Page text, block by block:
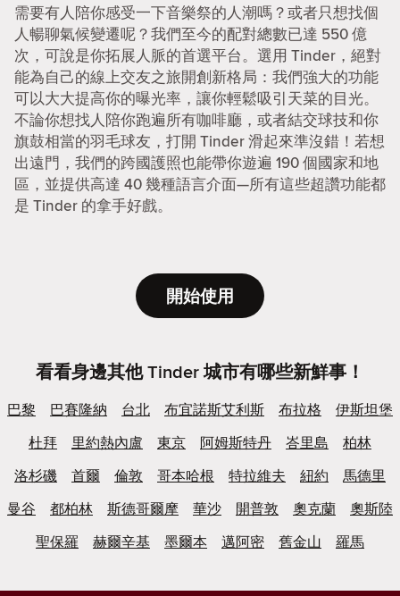
需要有人陪你感受一下音樂祭的人潮嗎？或者只想找個
人暢聊氣候變遷呢？我們至今的配對總數已達 550 億
次，可說是你拓展人脈的首選平台。選用 Tinder，絕對
能為自己的線上交友之旅開創新格局：我們強大的功能
可以大大提高你的曝光率，讓你輕鬆吸引天菜的目光。
不論你想找人陪你跑遍所有咖啡廳，或者結交球技和你
旗鼓相當的羽毛球友，打開 Tinder 滑起來準沒錯！若想
出遠門，我們的跨國護照也能帶你遊遍 190 個國家和地
區，並提供高達 40 幾種語言介面—所有這些超讚功能都
是 Tinder 的拿手好戲。
開始使用
看看身邊其他 Tinder 城市有哪些新鮮事！
巴黎 巴賽隆納 台北 布宜諾斯艾利斯 布拉格
伊斯坦堡
杜拜
里約熱內盧 東京 阿姆斯特丹 峇里島
柏林
洛杉磯
首爾 倫敦 哥本哈根 特拉維夫 紐約
馬德里
曼谷
都柏林 斯德哥爾摩 華沙 開普敦 奧克蘭
奧斯陸
聖保羅
赫爾辛基 墨爾本 邁阿密 舊金山 羅馬